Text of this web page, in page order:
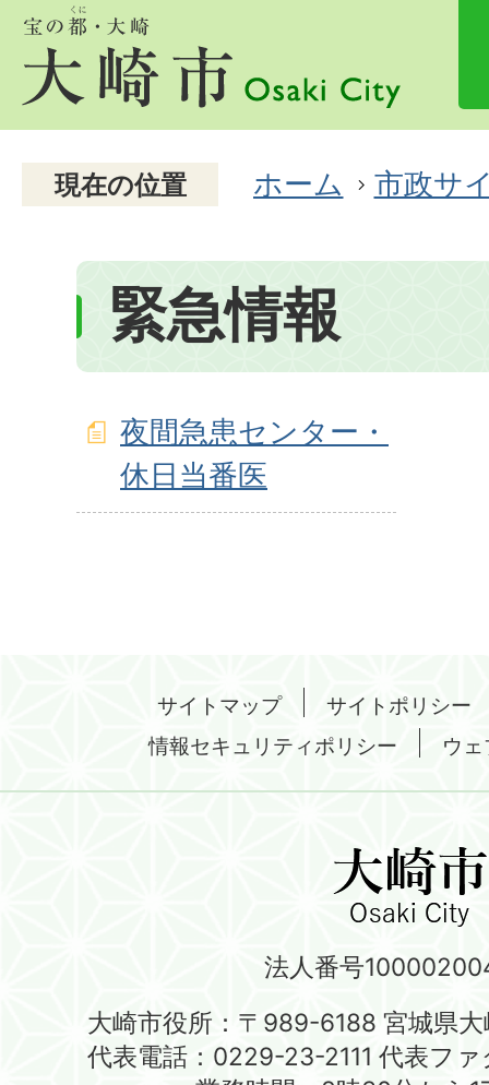
現在の位置 ホーム 市政サ
緊急情報
夜間急患センター・
休日当番医
サイトマップ
サイトポリシー
情報セキュリティポリシー
ウ
法人番号
大崎市役所：〒989-6188 宮城県大
代表電話：0229-23-2111 代表フ